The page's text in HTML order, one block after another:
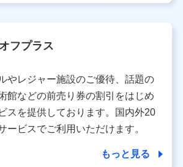
達成に必要な範囲内において個人情報
または一部を委託する場合がありま
同利用
ドコモとの間で、以下のとおり個
用します。
フプラス
やレジャー施設のご優待、話題の
館などの前売り券の割引をはじめ
スを提供しております。国内外20
ービスでご利用いただけます。
もっと見る